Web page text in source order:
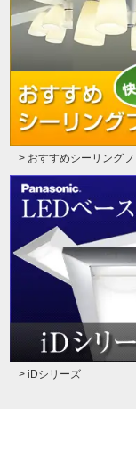
> おすすめシーリングフ
> iDシリーズ